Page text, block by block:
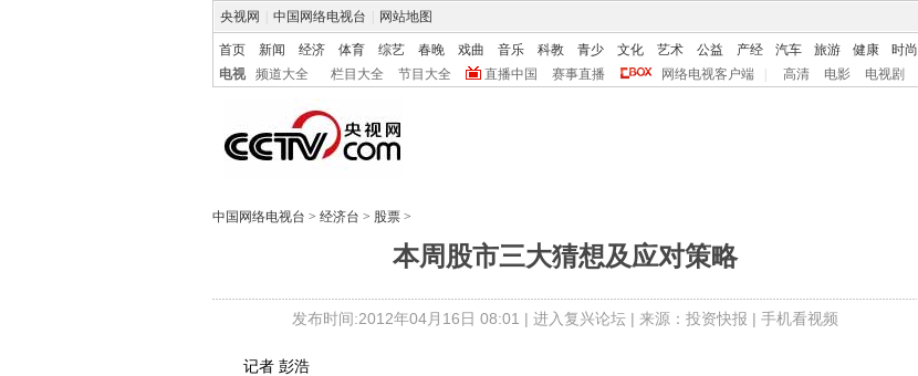
央视网 中国网络电视台 网站地图
首页 新闻 经济 体育 综艺 春晚 戏曲 音乐 科教 青少 文化 艺术 公益 产经 汽车 旅游 健康 时尚
电视
频道大全 栏目大全 节目大全 直播中国 赛事直播 网络电视客户端 高清 电影 电视剧
中国网络电视台 > 经济台 > 股票 >
本周股市三大猜想及应对策略
发布时间:2012年04月16日 08:01 | 进入复兴论坛| 来源：投资快报 | 手机看视频
记者 彭浩